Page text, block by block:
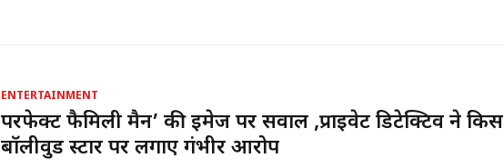
ENTERTAINMENT
परफेक्ट फैमिली मैन’ की इमेज पर सवाल ,प्राइवेट डिटेक्टिव ने किस
बॉलीवुड स्टार पर लगाए गंभीर आरोप